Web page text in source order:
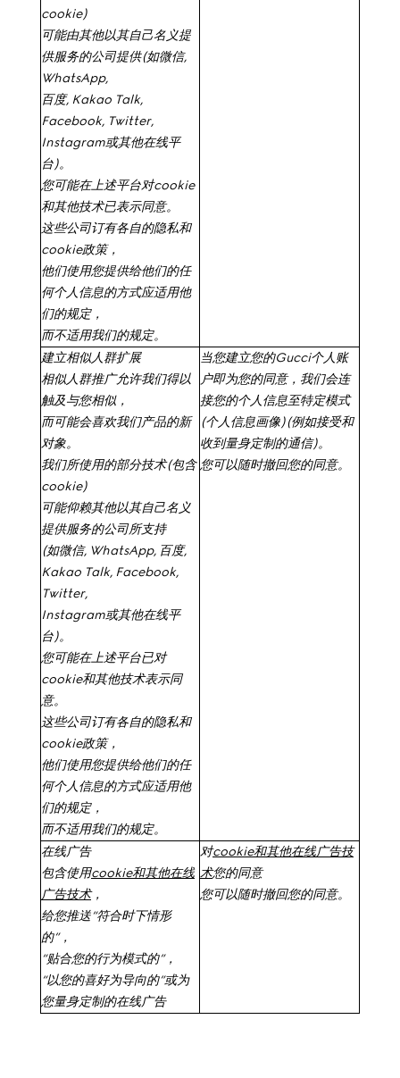
cookie)
可能由其他以其自己名义提
供服务的公司提供(如微信,
WhatsApp,
百度, Kakao Talk,
Facebook, Twitter,
Instagram或其他在线平
台)。
您可能在上述平台对cookie
和其他技术已表示同意。
这些公司订有各自的隐私和
cookie政策，
他们使用您提供给他们的任
何个人信息的方式应适用他
们的规定，
而不适用我们的规定。
建立相似人群扩展
相似人群推广允许我们得以
触及与您相似，
而可能会喜欢我们产品的新
对象。
我们所使用的部分技术(包含
cookie)
可能仰赖其他以其自己名义
提供服务的公司所支持
(如微信, WhatsApp, 百度,
Kakao Talk, Facebook,
Twitter,
Instagram或其他在线平
台)。
您可能在上述平台已对
cookie和其他技术表示同
意。
这些公司订有各自的隐私和
cookie政策，
他们使用您提供给他们的任
何个人信息的方式应适用他
们的规定，
而不适用我们的规定。
当您建立您的Gucci个人账
户即为您的同意，我们会连
接您的个人信息至特定模式
(个人信息画像)(例如接受和
收到量身定制的通信)。
您可以随时撤回您的同意。
在线广告
包含使用cookie和其他在线
广告技术，
给您推送“符合时下情形
的”，
“贴合您的行为模式的”，
“以您的喜好为导向的”或为
您量身定制的在线广告
对cookie和其他在线广告技
术您的同意
您可以随时撤回您的同意。